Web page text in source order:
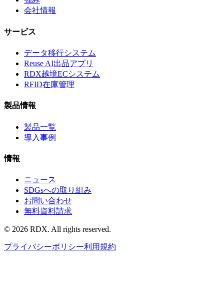
会社情報
サービス
データ移行システム
Reuse AI出品アプリ
RDX越境ECシステム
RFID在庫管理
製品情報
製品一覧
導入事例
情報
ニュース
SDGsへの取り組み
お問い合わせ
無料資料請求
© 2026 RDX. All rights reserved.
プライバシーポリシー利用規約